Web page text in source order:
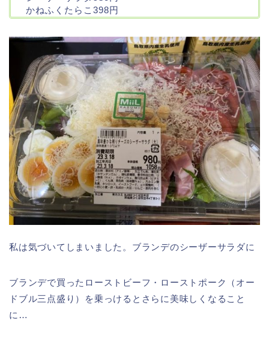
かねふくたらこ398円
私は気づいてしまいました。ブランデのシーザーサラダに
ブランデで買ったローストビーフ・ローストポーク（オー
ドブル三点盛り）を乗っけるとさらに美味しくなること
に…